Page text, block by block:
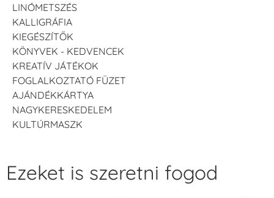
LINÓMETSZÉS
KALLIGRÁFIA
KIEGÉSZÍTŐK
KÖNYVEK - KEDVENCEK
KREATÍV JÁTÉKOK
FOGLALKOZTATÓ FÜZET
AJÁNDÉKKÁRTYA
NAGYKERESKEDELEM
KULTÚRMASZK
Ezeket is szeretni fogod